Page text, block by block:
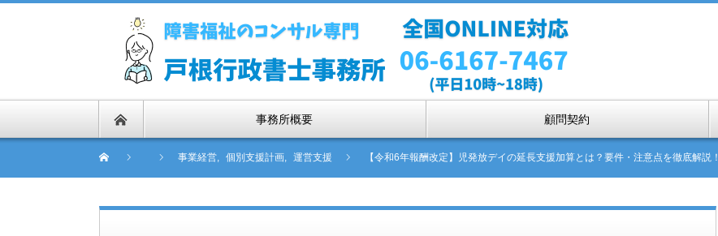
事務所概要 顧問契約
事業経営, 個別支援計画, 運営支援 【令和6年報酬改定】児発放デイの延長支援加算とは？要件・注意点を徹底解説！